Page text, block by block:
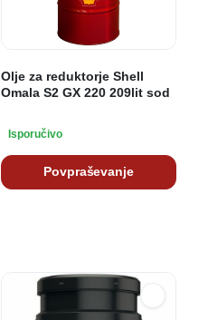
Olje za reduktorje Shell
Omala S2 GX 220 209lit sod
Isporučivo
Povpraševanje